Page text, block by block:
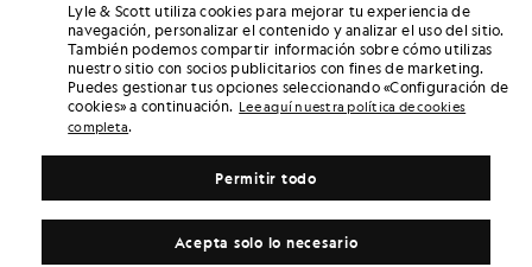
Lyle & Scott utiliza cookies para mejorar tu experiencia de
navegación, personalizar el contenido y analizar el uso del sitio.
También podemos compartir información sobre cómo utilizas
nuestro sitio con socios publicitarios con fines de marketing.
Puedes gestionar tus opciones seleccionando «Configuración de
cookies» a continuación. Lee aquí nuestra política de cookies
completa.
Acepta solo lo necesario
Permitir todo